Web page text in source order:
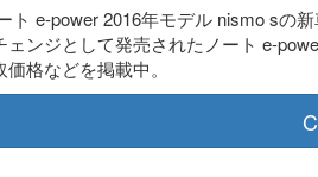
ト e-power 2016年モデル nismo sの
ェンジとして発売されたノート e-
格などを掲載中。